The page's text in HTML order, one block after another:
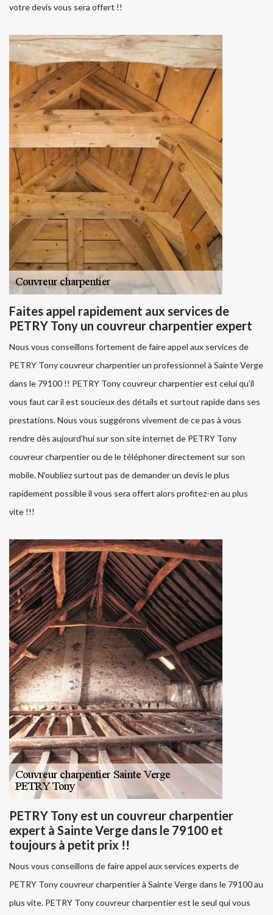
votre devis vous sera offert !!
Faites appel rapidement aux services de
PETRY Tony un couvreur charpentier expert
Nous vous conseillons fortement de faire appel aux services de
PETRY Tony couvreur charpentier un professionnel à Sainte Verge
dans le 79100 !! PETRY Tony couvreur charpentier est celui qu’il
vous faut car il est soucieux des détails et surtout rapide dans ses
prestations. Nous vous suggérons vivement de ce pas à vous
rendre dès aujourd’hui sur son site internet de PETRY Tony
couvreur charpentier ou de le téléphoner directement sur son
mobile. N’oubliez surtout pas de demander un devis le plus
rapidement possible il vous sera offert alors profitez-en au plus
vite !!!
PETRY Tony est un couvreur charpentier
expert à Sainte Verge dans le 79100 et
toujours à petit prix !!
Nous vous conseillons de faire appel aux services experts de
PETRY Tony couvreur charpentier à Sainte Verge dans le 79100 au
plus vite. PETRY Tony couvreur charpentier est le seul qui vous